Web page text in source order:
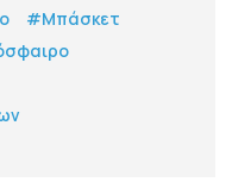
#Μπάσκετ